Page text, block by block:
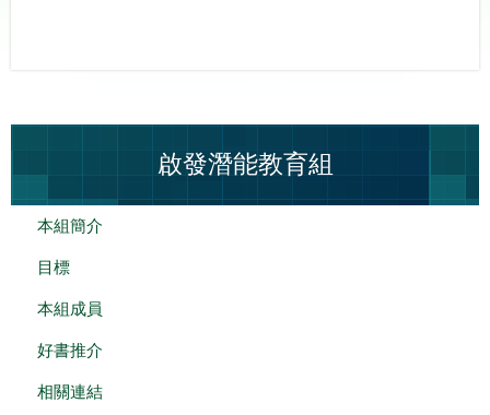
啟發潛能教育組
本組簡介
目標
本組成員
好書推介
相關連結